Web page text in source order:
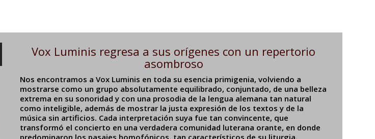
Vox Luminis regresa a sus orígenes con un repertorio
asombroso
Nos encontramos a Vox Luminis en toda su esencia primigenia, volviendo a
mostrarse como un grupo absolutamente equilibrado, conjuntado, de una belleza
extrema en su sonoridad y con una prosodia de la lengua alemana tan natural
como inteligible, además de mostrar la justa expresión de los textos y de la
música sin artificios. Cada interpretación suya fue tan convincente, que
transformó el concierto en una verdadera comunidad luterana orante, en donde